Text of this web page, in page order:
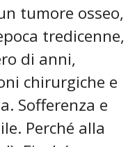
tumore osseo,
tredicenne,
di anni,
chirurgiche e
Sofferenza e
Perché alla